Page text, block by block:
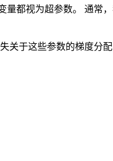
都视为超参数。 通常
关于这些参数的梯度分配